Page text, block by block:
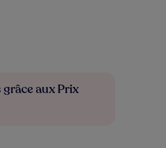
grâce aux Prix